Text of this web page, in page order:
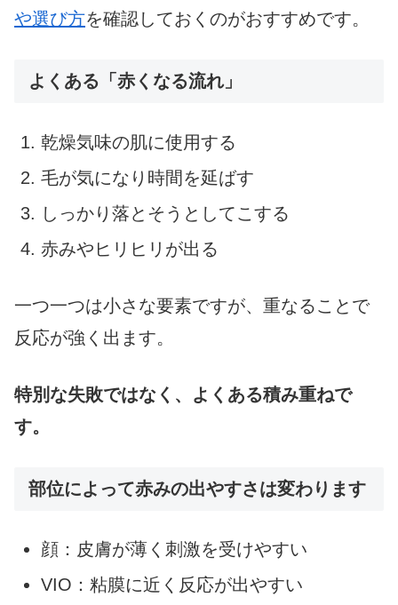
や選び方を確認しておくのがおすすめです。
よくある「赤くなる流れ」
乾燥気味の肌に使用する
毛が気になり時間を延ばす
しっかり落とそうとしてこする
赤みやヒリヒリが出る
一つ一つは小さな要素ですが、重なることで
反応が強く出ます。
特別な失敗ではなく、よくある積み重ねで
す。
部位によって赤みの出やすさは変わります
顔：皮膚が薄く刺激を受けやすい
VIO：粘膜に近く反応が出やすい